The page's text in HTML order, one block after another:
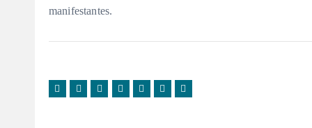
manifestantes.